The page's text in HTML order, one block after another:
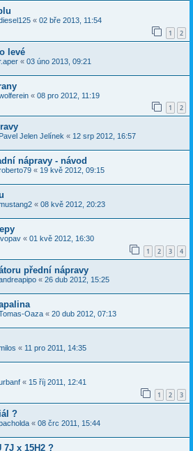
« 02 bře 2013, 11:54
1 2
levé
« 03 úno 2013, 09:21
« 08 pro 2012, 11:19
1 2
Pavel Jelen Jelínek « 12 srp 2012, 16:57
nápravy - návod
« 19 kvě 2012, 09:15
« 08 kvě 2012, 20:23
« 01 kvě 2012, 16:30
1 2 3 4
přední nápravy
« 26 dub 2012, 15:25
Oaza « 20 dub 2012, 07:13
« 11 pro 2011, 14:35
« 15 říj 2011, 12:41
1 2 3
?
« 08 črc 2011, 15:44
7J x 15H2 ?